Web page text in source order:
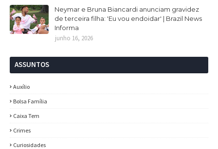
Neymar e Bruna Biancardi anunciam gravidez
de terceira filha: 'Eu vou endoidar' | Brazil News
Informa
junho 16, 2026
ASSUNTOS
Auxílio
Bolsa Família
Caixa Tem
Crimes
Curiosidades